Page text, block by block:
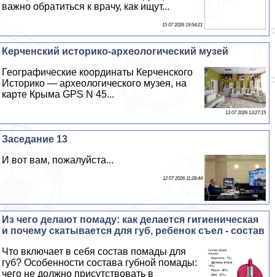
важно обратиться к врачу, как ищут...
15 07 2026 19:54:21
Керченский историко-археологический музей
Географические координаты Керченского
Историко — археологического музея, на
карте Крыма GPS N 45...
13 07 2026 13:27:15
Заседание 13
И вот вам, пожалуйста...
12 07 2026 11:28:44
Из чего делают помаду: как делается гигиеническая
и почему скатывается для губ, ребенок съел - состав
Что включает в себя состав помады для
губ? Особенности состава губной помады:
чего не должно присутствовать в